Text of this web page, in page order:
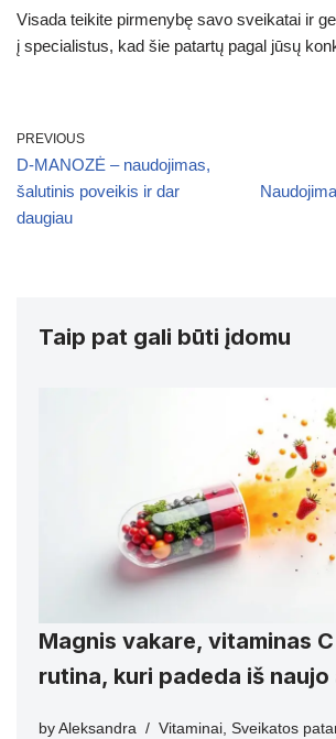
Visada teikite pirmenybę savo sveikatai ir
į specialistus, kad šie patartų pagal jūsų
PREVIOUS
D-MANOZĖ – naudojimas,
šalutinis poveikis ir dar
daugiau
Taip pat gali būti įdomu
Magnis vakare, vitaminas
rutina, kuri padeda iš
by Aleksandra Vitaminai, Sveikatos